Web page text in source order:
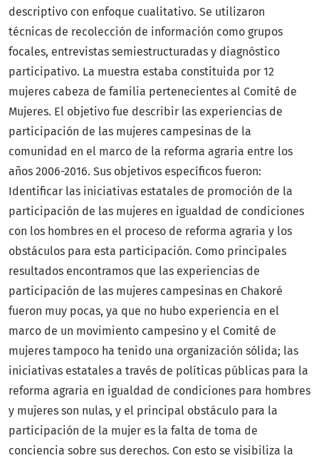
descriptivo con enfoque cualitativo. Se utilizaron
técnicas de recolección de información como grupos
focales, entrevistas semiestructuradas y diagnóstico
participativo. La muestra estaba constituida por 12
mujeres cabeza de familia pertenecientes al Comité de
Mujeres. El objetivo fue describir las experiencias de
participación de las mujeres campesinas de la
comunidad en el marco de la reforma agraria entre los
años 2006-2016. Sus objetivos específicos fueron:
Identificar las iniciativas estatales de promoción de la
participación de las mujeres en igualdad de condiciones
con los hombres en el proceso de reforma agraria y los
obstáculos para esta participación. Como principales
resultados encontramos que las experiencias de
participación de las mujeres campesinas en Chakoré
fueron muy pocas, ya que no hubo experiencia en el
marco de un movimiento campesino y el Comité de
mujeres tampoco ha tenido una organización sólida; las
iniciativas estatales a través de políticas públicas para la
reforma agraria en igualdad de condiciones para hombres
y mujeres son nulas, y el principal obstáculo para la
participación de la mujer es la falta de toma de
conciencia sobre sus derechos. Con esto se visibiliza la